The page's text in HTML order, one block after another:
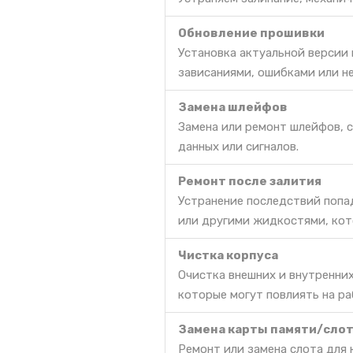
Обновление прошивки
Установка актуальной
зависаниями, ошибками или
Замена шлейфов
Замена или ремонт шлейфов,
данных или сигналов.
Ремонт после залития
Устранение последствий
или другими жидкостями,
Чистка корпуса
Очистка внешних и
которые могут повлиять на
Замена карты памяти/
Ремонт или замена слота